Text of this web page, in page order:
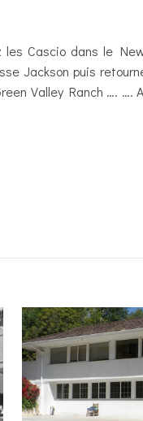
les Cascio dans le
Jackson puis
Valley Ranch …. ….